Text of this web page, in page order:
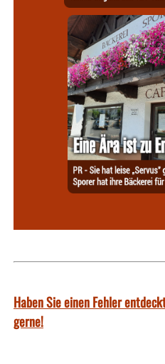
Haben Sie einen Fehler
gerne!